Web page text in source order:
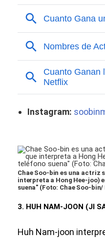
Instagram:
Chae Soo-bin es una actriz
interpreta a Hong Hee-joo)
suena" (Foto: Chae Soo-
3. HUH NAM-JOON (JI
Huh Nam-joon